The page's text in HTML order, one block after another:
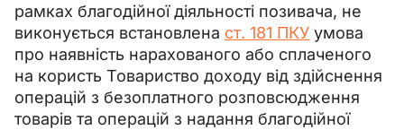
рамках благодійної діяльності позивача, не
виконується встановлена ст. 181 ПКУ умова
про наявність нарахованого або сплаченого
на користь Товариство доходу від здійснення
операцій з безоплатного розповсюдження
товарів та операцій з надання благодійної